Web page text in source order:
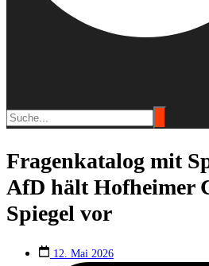
Fragenkatalog mit
AfD hält Hofheimer
Spiegel vor
12. Mai 2026